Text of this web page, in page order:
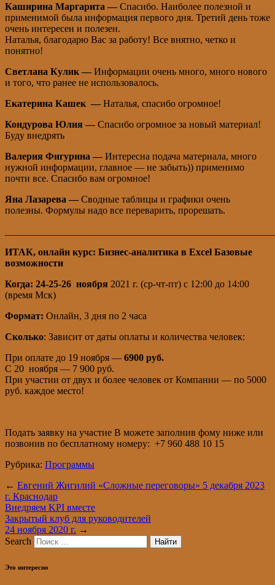
Каширина Маргарита — Спасибо. Наиболее полезной и
применимой была информация первого дня. Третий день тоже
очень интересен и полезен.
Наталья, благодарю Вас за работу! Все внятно, четко и
понятно!
Светлана Кулик — Информации очень много, много нового
и того, что ранее не использовалось.
Екатерина Кашек — Наталья, спасибо огромное!
Кондурова Юлия — Спасибо огромное за новый материал!
Буду внедрять
Валерия Фигурина — Интересна подача материала, много
нужной информации, главное — не забыть)) применимо
почти все. Спасибо вам огромное!
Яна Лазарева — Сводные таблицы и графики очень
полезны. Формулы надо все переварить, прорешать.
ИТАК, онлайн курс: Бизнес-аналитика в Excel Базовые
возможности
Когда: 24-25-26 ноября 2021 г. (ср-чт-пт) с 12:00 до 14:00
(время Мск)
Формат: Онлайн, 3 дня по 2 часа
Сколько: Зависит от даты оплаты и количества человек:
При оплате до 19 ноября — 6900 руб.
С 20 ноября — 7 900 руб.
При участии от двух и более человек от Компании — по 5000
руб. каждое место!
Подать заявку на участие В можете заполнив фому ниже или
позвонив по бесплатному номеру: +7 960 488 10 15
Рубрика: Программы
← Евгений Жигилий «Сложные переговоры» 5 декабря 2023
г. Краснодар
Внедряем KPI вместе
Закрытый клуб для руководителей
24 ноября 2020 г. →
Search
Это интересно